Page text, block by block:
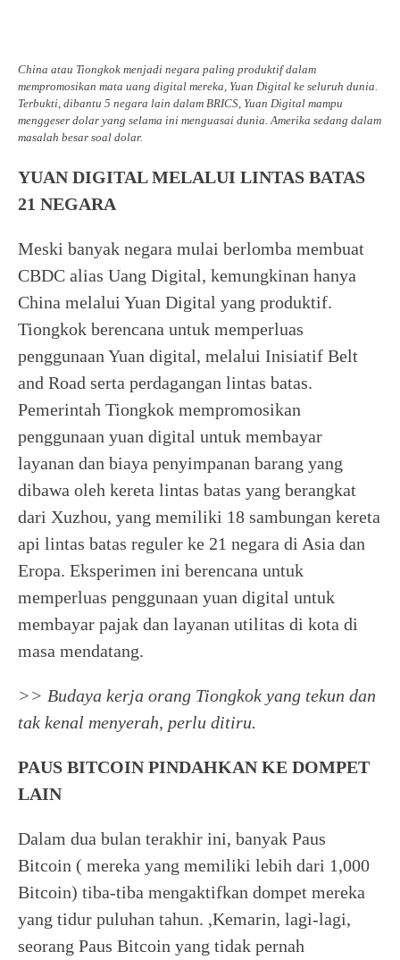
China atau Tiongkok menjadi negara paling produktif dalam
mempromosikan mata uang digital mereka, Yuan Digital ke seluruh dunia.
Terbukti, dibantu 5 negara lain dalam BRICS, Yuan Digital mampu
menggeser dolar yang selama ini menguasai dunia. Amerika sedang dalam
masalah besar soal dolar.
YUAN DIGITAL MELALUI LINTAS BATAS
21 NEGARA
Meski banyak negara mulai berlomba membuat
CBDC alias Uang Digital, kemungkinan hanya
China melalui Yuan Digital yang produktif.
Tiongkok berencana untuk memperluas
penggunaan Yuan digital, melalui Inisiatif Belt
and Road serta perdagangan lintas batas.
Pemerintah Tiongkok mempromosikan
penggunaan yuan digital untuk membayar
layanan dan biaya penyimpanan barang yang
dibawa oleh kereta lintas batas yang berangkat
dari Xuzhou, yang memiliki 18 sambungan kereta
api lintas batas reguler ke 21 negara di Asia dan
Eropa. Eksperimen ini berencana untuk
memperluas penggunaan yuan digital untuk
membayar pajak dan layanan utilitas di kota di
masa mendatang.
>> Budaya kerja orang Tiongkok yang tekun dan
tak kenal menyerah, perlu ditiru.
PAUS BITCOIN PINDAHKAN KE DOMPET
LAIN
Dalam dua bulan terakhir ini, banyak Paus
Bitcoin ( mereka yang memiliki lebih dari 1,000
Bitcoin) tiba-tiba mengaktifkan dompet mereka
yang tidur puluhan tahun. ,Kemarin, lagi-lagi,
seorang Paus Bitcoin yang tidak pernah